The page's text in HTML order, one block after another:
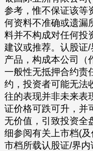
参考，惟不保证该等
何资料不准确或遗漏
料并不构成对任何投
建议或推荐。认股证
产品，构成本公司（
一般性无抵押合约责
约，投资者可能无法
往的表现并非未来表
证价格可跌可升，并
无价值，引致投资全
细参阅有关上市档(
市档所载认股证/界